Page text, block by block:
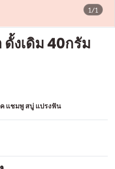
1/1
งเดิม 40กรัม
แชมพู สบู่ แปรงฟัน